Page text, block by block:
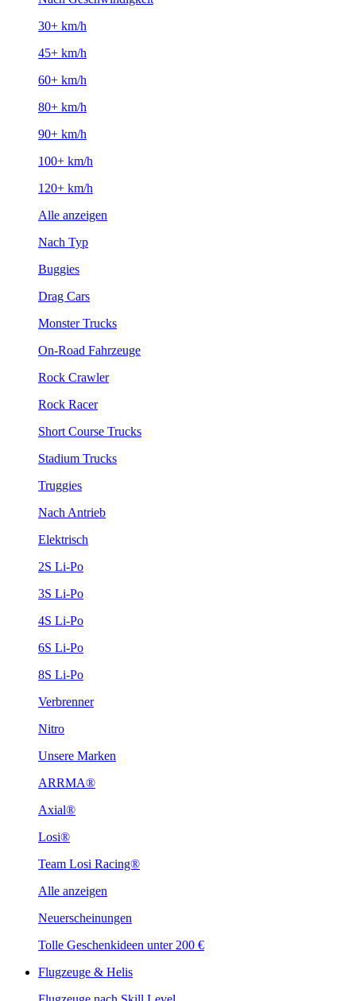
30+ km/h
45+ km/h
60+ km/h
80+ km/h
90+ km/h
100+ km/h
120+ km/h
Alle anzeigen
Nach Typ
Buggies
Drag Cars
Monster Trucks
On-Road Fahrzeuge
Rock Crawler
Rock Racer
Short Course Trucks
Stadium Trucks
Truggies
Nach Antrieb
Elektrisch
2S Li-Po
3S Li-Po
4S Li-Po
6S Li-Po
8S Li-Po
Verbrenner
Nitro
Unsere Marken
ARRMA®
Axial®
Losi®
Team Losi Racing®
Alle anzeigen
Neuerscheinungen
Tolle Geschenkideen unter 200 €
Flugzeuge & Helis